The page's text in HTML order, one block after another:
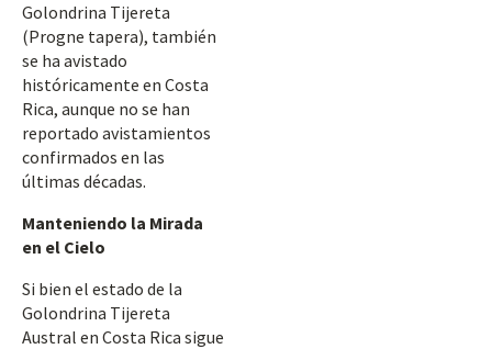
Golondrina Tijereta
(Progne tapera), también
se ha avistado
históricamente en Costa
Rica, aunque no se han
reportado avistamientos
confirmados en las
últimas décadas.
Manteniendo la Mirada
en el Cielo
Si bien el estado de la
Golondrina Tijereta
Austral en Costa Rica sigue